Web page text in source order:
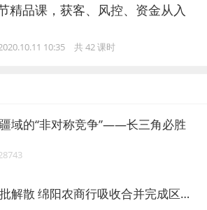
精品课，获客、风控、资金从入
10:35 共 42 课时
域的“非对称竞争”——长三角必胜
四川江油农商行获批解散 绵阳农商行吸收合并完成区域银行整合